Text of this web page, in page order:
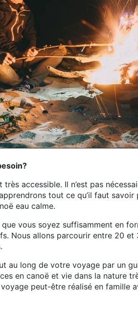
accessible. Il n’est pas
tout ce qu’il faut
eau calme.
vous soyez suffisamment en
Nous allons parcourir entre 20
au long de votre voyage par un
en canoë et vie dans la nature
voyage peut-être réalisé en famille